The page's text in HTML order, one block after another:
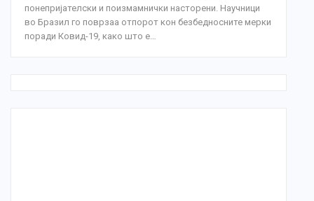
понепријателски и поизмамнички насторени. Научници
во Бразил го поврзаа отпорот кон безбедносните мерки
поради Ковид-19, како што е…